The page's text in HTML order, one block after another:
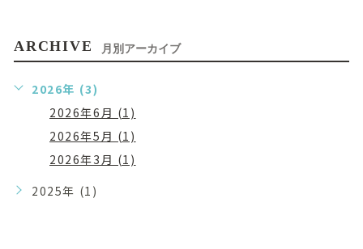
ARCHIVE 月別アーカイブ
2026年 (3)
2026年6月 (1)
2026年5月 (1)
2026年3月 (1)
2025年 (1)